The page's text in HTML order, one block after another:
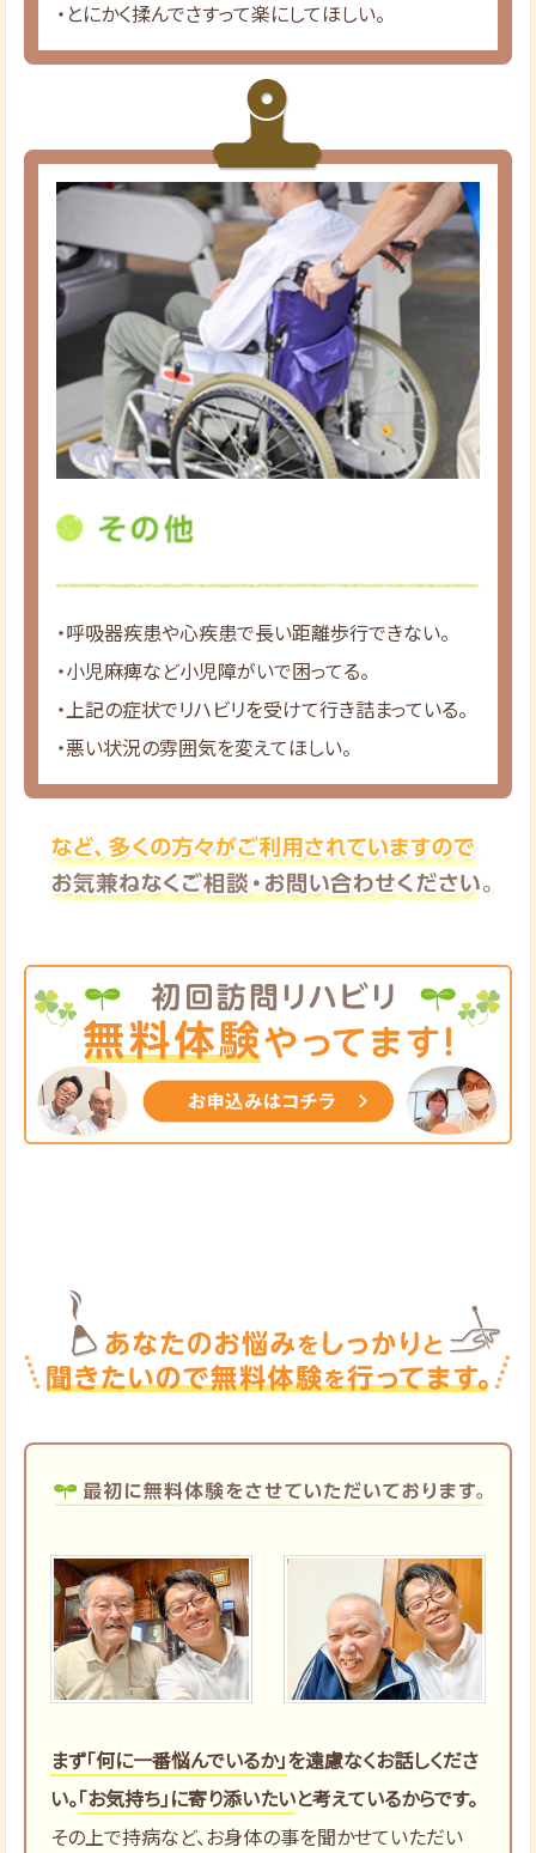
・とにかく揉んでさすって楽にしてほしい。
・呼吸器疾患や心疾患で長い距離歩行できない。
・小児麻痺など小児障がいで困ってる。
・上記の症状でリハビリを受けて行き詰まっている。
・悪い状況の雰囲気を変えてほしい。
まず「何に一番悩んでいるか」を遠慮なくお話しくださ
い。「お気持ち」に寄り添いたいと考えているからです。
その上で持病など、お身体の事を聞かせていただい